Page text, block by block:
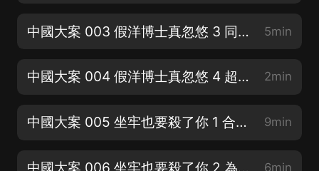
中國大案 003 假洋博士真忽悠 3 同事舉報，假洋鬼子現原形 5min
中國大案 004 假洋博士真忽悠 4 超越《圍城》，原形竟是方鴻漸 2min
中國大案 005 坐牢也要殺了你 1 合夥失敗，丈夫含恨死去空遺恨 9min
6min